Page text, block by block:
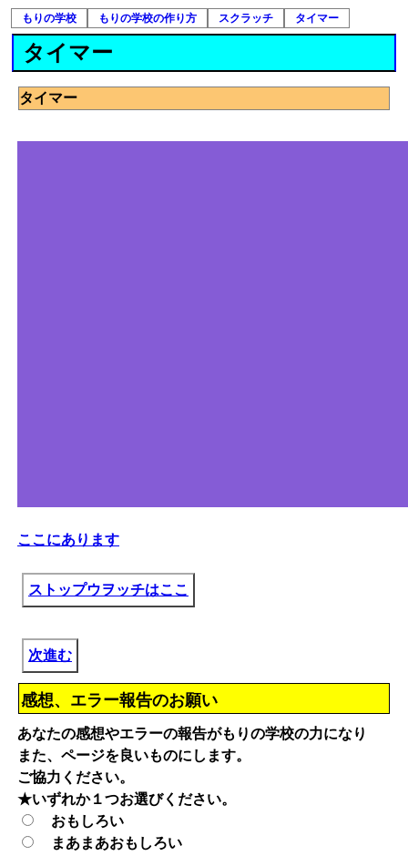
もりの学校 もりの学校の作り方 スクラッチ タイマー
タイマー
タイマー
ここにあります
ストップウヲッチはここ
次進む
感想、エラー報告のお願い
あなたの感想やエラーの報告がもりの学校の力になり
また、ページを良いものにします。
ご協力ください。
★いずれか１つお選びください。
おもしろい
まあまあおもしろい